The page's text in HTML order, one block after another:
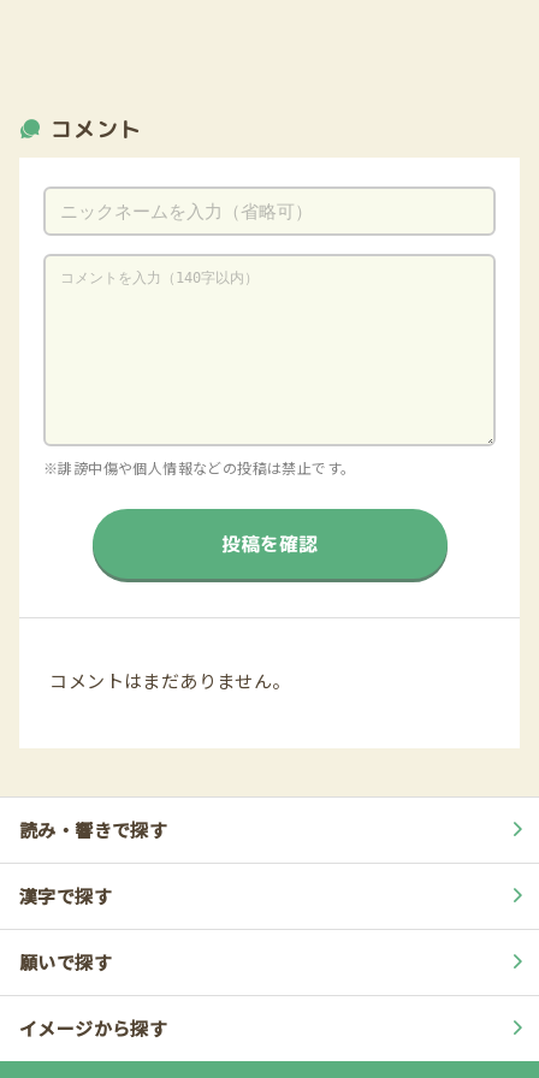
コメント
※誹謗中傷や個人情報などの投稿は禁止です。
投稿を確認
コメントはまだありません。
読み・響きで探す
漢字で探す
願いで探す
イメージから探す